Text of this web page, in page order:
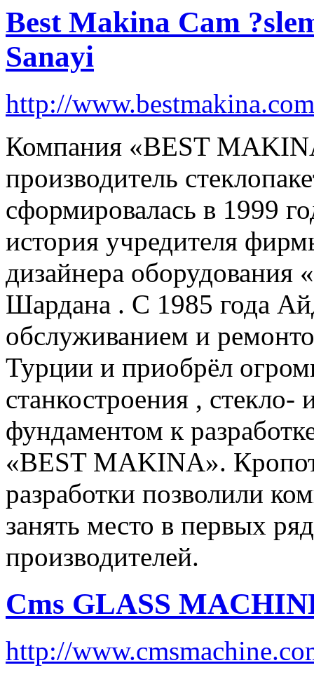
Best Makina Cam
Sanayi
http://www.bestmakina.com
Компания «BEST
производитель
сформировалась в 1999
история учредителя
дизайнера
Шардана . С 1985 года
обслуживанием и
Турции и приобрёл
станкостроения , стекло-
фундаментом к
«BEST MAKINA».
разработки позволили
занять место в первых
производителей.
Cms GLASS
http://